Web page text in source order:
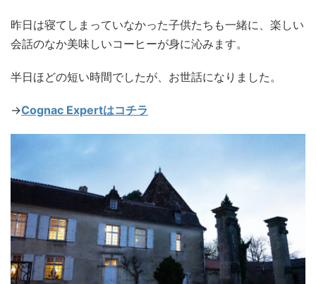
昨日は寝てしまっていなかった子供たちも一緒に、楽しい
会話のなか美味しいコーヒーが身に沁みます。
半日ほどの短い時間でしたが、お世話になりました。
→Cognac Expertはコチラ